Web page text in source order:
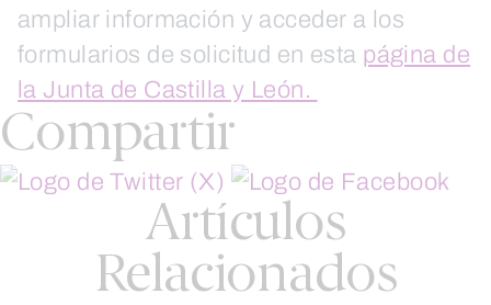
ampliar información y acceder a los
formularios de solicitud en esta página de
la Junta de Castilla y León.
Compartir
Artículos
Relacionados